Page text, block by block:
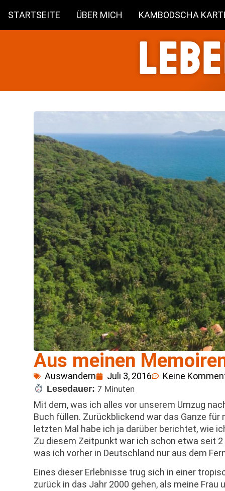
STARTSEITE ÜBER MICH KAMBODSCHA
Aus meinen
Auswandern Juli 3, 2016 Keine
Lesedauer: 7 Minuten
Mit dem, was ich alles vor unserem Umzug
Buch füllen. Zurückblickend war das Ganze
letzten Mal habe ich ja darüber berichtet, wie
Zu diesem Zeitpunkt war ich schon etwa seit
was ich vorher in Deutschland nur aus dem
Eines dieser Erlebnisse trug sich in einer
zurück in das Jahr 2000 gehen, als meine